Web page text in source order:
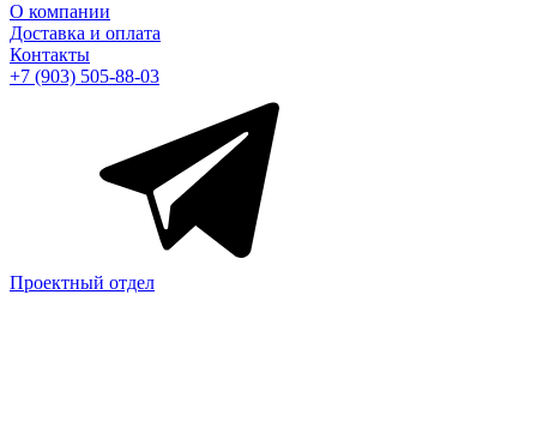
О компании
Доставка и оплата
Контакты
+7 (903) 505-88-03
Проектный отдел